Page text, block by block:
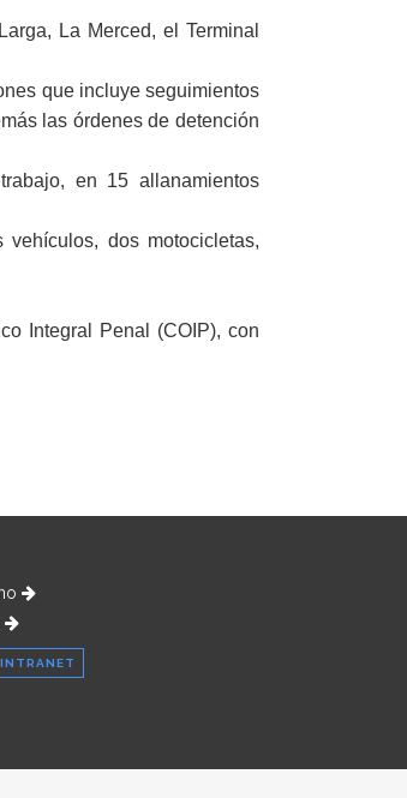
La Merced, el Terminal
que incluye seguimientos
las órdenes de detención
en 15 allanamientos
dos motocicletas,
Integral Penal (COIP), con
INTRANET